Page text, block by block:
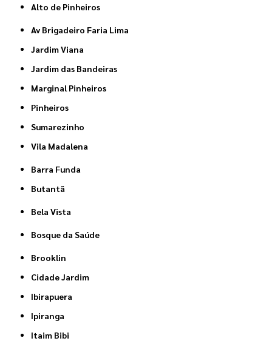
Alto de Pinheiros
Av Brigadeiro Faria Lima
Jardim Viana
Jardim das Bandeiras
Marginal Pinheiros
Pinheiros
Sumarezinho
Vila Madalena
Barra Funda
Butantã
Bela Vista
Bosque da Saúde
Brooklin
Cidade Jardim
Ibirapuera
Ipiranga
Itaim Bibi